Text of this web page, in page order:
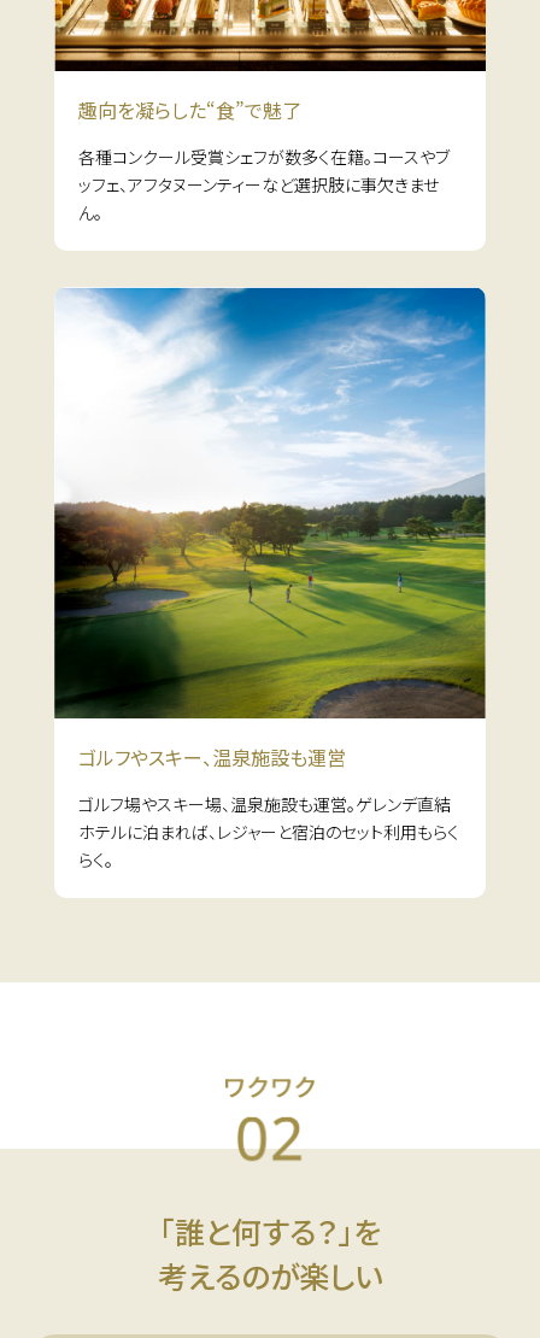
趣向を凝らした“食”で魅了
各種コンクール受賞シェフが数多く在籍。コースやブ
ッフェ、アフタヌーンティーなど選択肢に事欠きませ
ん。
ゴルフやスキー、温泉施設も運営
ゴルフ場やスキー場、温泉施設も運営。ゲレンデ直結
ホテルに泊まれば、レジャーと宿泊のセット利用もらく
らく。
「誰と何する？」を
考えるのが楽しい